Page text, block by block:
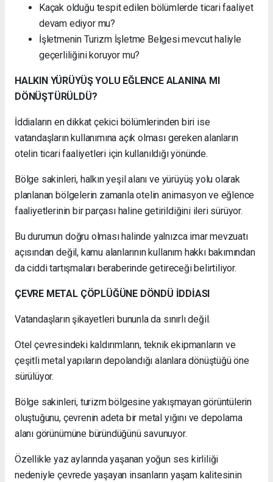
Kaçak olduğu tespit edilen bölümlerde ticari faaliyet
devam ediyor mu?
İşletmenin Turizm İşletme Belgesi mevcut haliyle
geçerliliğini koruyor mu?
HALKIN YÜRÜYÜŞ YOLU EĞLENCE ALANINA MI
DÖNÜŞTÜRÜLDÜ?
İddiaların en dikkat çekici bölümlerinden biri ise
vatandaşların kullanımına açık olması gereken alanların
otelin ticari faaliyetleri için kullanıldığı yönünde.
Bölge sakinleri, halkın yeşil alanı ve yürüyüş yolu olarak
planlanan bölgelerin zamanla otelin animasyon ve eğlence
faaliyetlerinin bir parçası haline getirildiğini ileri sürüyor.
Bu durumun doğru olması halinde yalnızca imar mevzuatı
açısından değil, kamu alanlarının kullanım hakkı bakımından
da ciddi tartışmaları beraberinde getireceği belirtiliyor.
ÇEVRE METAL ÇÖPLÜĞÜNE DÖNDÜ İDDİASI
Vatandaşların şikayetleri bununla da sınırlı değil.
Otel çevresindeki kaldırımların, teknik ekipmanların ve
çeşitli metal yapıların depolandığı alanlara dönüştüğü öne
sürülüyor.
Bölge sakinleri, turizm bölgesine yakışmayan görüntülerin
oluştuğunu, çevrenin adeta bir metal yığını ve depolama
alanı görünümüne büründüğünü savunuyor.
Özellikle yaz aylarında yaşanan yoğun ses kirliliği
nedeniyle çevrede yaşayan insanların yaşam kalitesinin